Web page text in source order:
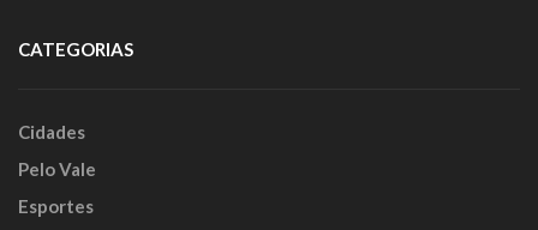
CATEGORIAS
Cidades
Pelo Vale
Esportes